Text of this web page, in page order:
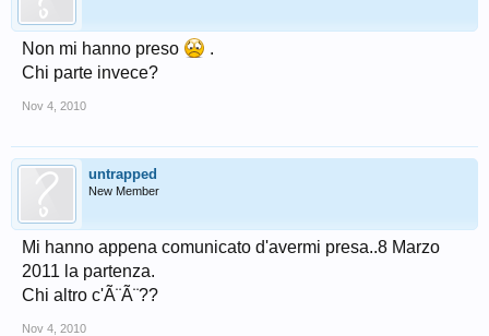
Non mi hanno preso
.
Chi parte invece?
Nov 4, 2010
untrapped
New Member
Mi hanno appena comunicato d'avermi presa..8 Marzo
2011 la partenza.
Chi altro c'Ã¨Ã¨??
Nov 4, 2010